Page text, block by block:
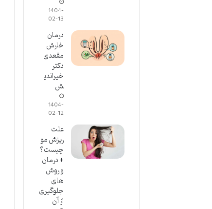
1404-
02-13
درمان
خارش
مقعدی
دکتر
خیراندی
ش
1404-
02-12
علت
ریزش مو
چیست؟
+ درمان
و روش
های
جلوگیری
از آن